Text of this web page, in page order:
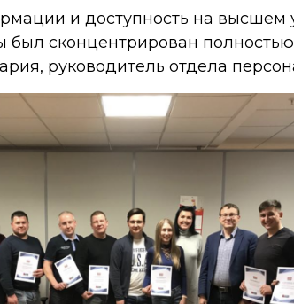
и доступность на высшем
был сконцентрирован
руководитель отдела